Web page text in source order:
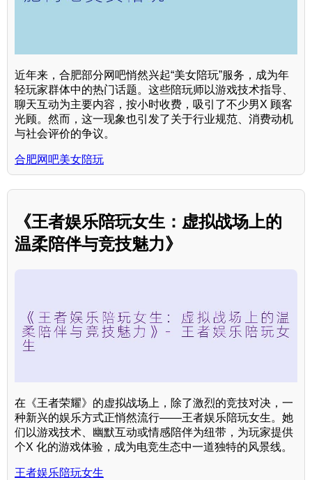
近年来，合肥部分网吧悄然兴起“美女陪玩”服务，成为年
轻玩家群体中的热门话题。这些陪玩师以游戏技术指导、
聊天互动为主要内容，按小时收费，吸引了不少男X 顾客
光顾。然而，这一现象也引发了关于行业规范、消费动机
与社会评价的争议。
合肥网吧美女陪玩
《王者娱乐陪玩女生：虚拟战场上的
温柔陪伴与竞技魅力》
在《王者荣耀》的虚拟战场上，除了激烈的竞技对决，一
种新兴的娱乐方式正悄然流行——王者娱乐陪玩女生。她
们以游戏技术、幽默互动或情感陪伴为纽带，为玩家提供
个X 化的游戏体验，成为电竞生态中一道独特的风景线。
王者娱乐陪玩女生